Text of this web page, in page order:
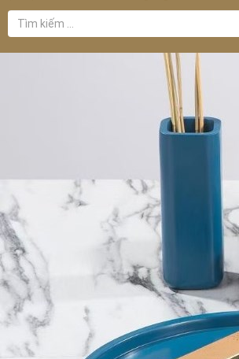
Tìm
kiếm
cho: